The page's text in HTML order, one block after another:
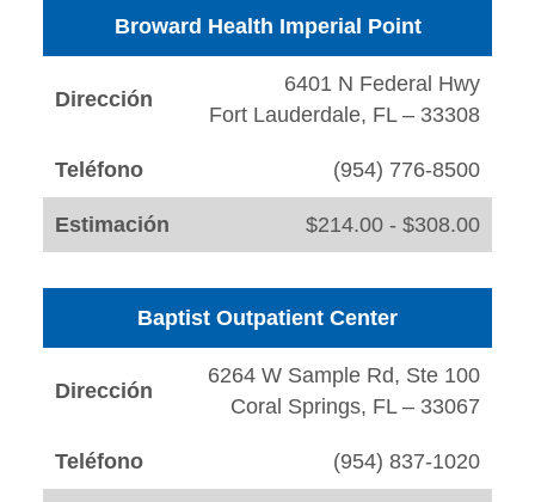
Broward Health Imperial Point
Dirección
6401 N Federal Hwy
Fort Lauderdale, FL – 33308
Teléfono (954) 776-8500
Estimación $214.00 - $308.00
Baptist Outpatient Center
Dirección
6264 W Sample Rd, Ste 100
Coral Springs, FL – 33067
Teléfono (954) 837-1020